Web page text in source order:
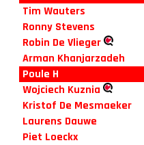
Tim Wauters
Ronny Stevens
Robin De Vlieger
Arman Khanjarzadeh
Poule H
Wojciech Kuznia
Kristof De Mesmaeker
Laurens Dauwe
Piet Loeckx